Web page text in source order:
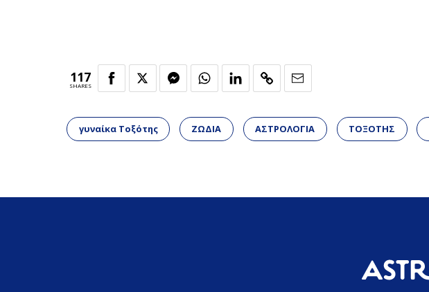
117
SHARES
γυναίκα Τοξότης ΖΩΔΙΑ ΑΣΤΡΟΛΟΓΙΑ ΤΟΞΟΤΗΣ